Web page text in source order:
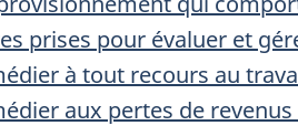
prises pour évaluer et
à tout recours au
aux pertes de